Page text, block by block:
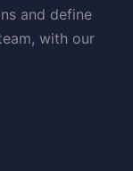
and define
with our